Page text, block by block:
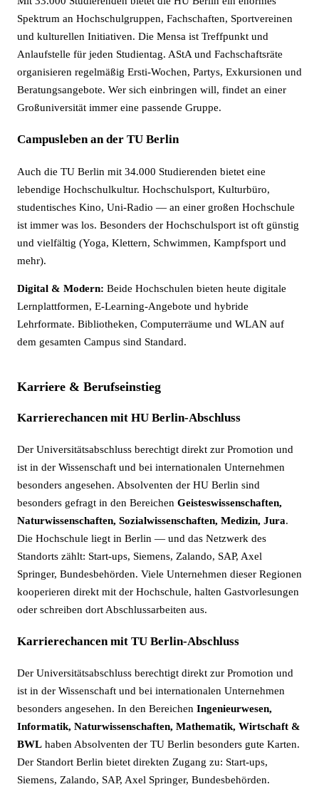
Spektrum an Hochschulgruppen, Fachschaften, Sportvereinen
und kulturellen Initiativen. Die Mensa ist Treffpunkt und
Anlaufstelle für jeden Studientag. AStA und Fachschaftsräte
organisieren regelmäßig Ersti-Wochen, Partys, Exkursionen und
Beratungsangebote. Wer sich einbringen will, findet an einer
Großuniversität immer eine passende Gruppe.
Campusleben an der TU Berlin
Auch die TU Berlin mit 34.000 Studierenden bietet eine
lebendige Hochschulkultur. Hochschulsport, Kulturbüro,
studentisches Kino, Uni-Radio — an einer großen Hochschule
ist immer was los. Besonders der Hochschulsport ist oft günstig
und vielfältig (Yoga, Klettern, Schwimmen, Kampfsport und
mehr).
Digital & Modern: Beide Hochschulen bieten heute digitale
Lernplattformen, E-Learning-Angebote und hybride
Lehrformate. Bibliotheken, Computerräume und WLAN auf
dem gesamten Campus sind Standard.
Karriere & Berufseinstieg
Karrierechancen mit HU Berlin-Abschluss
Der Universitätsabschluss berechtigt direkt zur Promotion und
ist in der Wissenschaft und bei internationalen Unternehmen
besonders angesehen. Absolventen der HU Berlin sind
besonders gefragt in den Bereichen Geisteswissenschaften,
Naturwissenschaften, Sozialwissenschaften, Medizin, Jura.
Die Hochschule liegt in Berlin — und das Netzwerk des
Standorts zählt: Start-ups, Siemens, Zalando, SAP, Axel
Springer, Bundesbehörden. Viele Unternehmen dieser Regionen
kooperieren direkt mit der Hochschule, halten Gastvorlesungen
oder schreiben dort Abschlussarbeiten aus.
Karrierechancen mit TU Berlin-Abschluss
Der Universitätsabschluss berechtigt direkt zur Promotion und
ist in der Wissenschaft und bei internationalen Unternehmen
besonders angesehen. In den Bereichen Ingenieurwesen,
Informatik, Naturwissenschaften, Mathematik, Wirtschaft &
BWL haben Absolventen der TU Berlin besonders gute Karten.
Der Standort Berlin bietet direkten Zugang zu: Start-ups,
Siemens, Zalando, SAP, Axel Springer, Bundesbehörden.